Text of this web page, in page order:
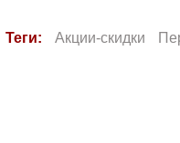
Теги: Акции-скидки